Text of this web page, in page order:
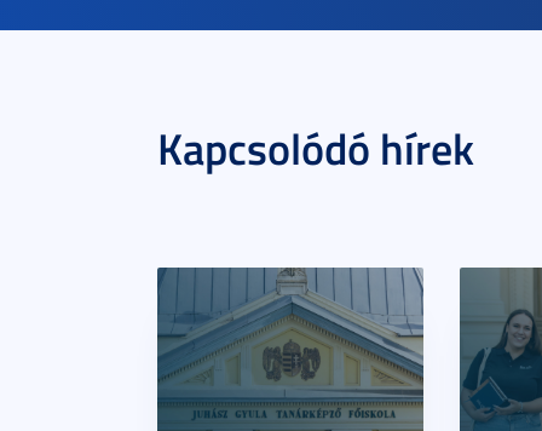
Kapcsolódó hírek